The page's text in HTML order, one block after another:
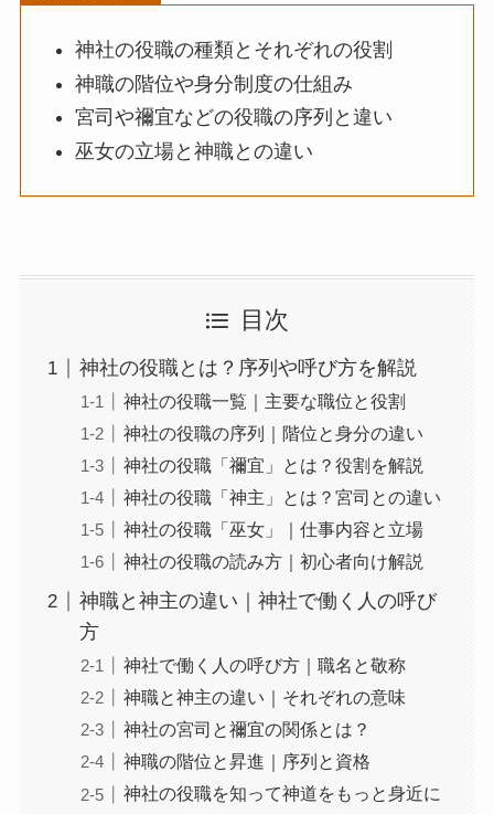
神社の役職の種類とそれぞれの役割
神職の階位や身分制度の仕組み
宮司や禰宜などの役職の序列と違い
巫女の立場と神職との違い
目次
神社の役職とは？序列や呼び方を解説
神社の役職一覧｜主要な職位と役割
神社の役職の序列｜階位と身分の違い
神社の役職「禰宜」とは？役割を解説
神社の役職「神主」とは？宮司との違い
神社の役職「巫女」｜仕事内容と立場
神社の役職の読み方｜初心者向け解説
神職と神主の違い｜神社で働く人の呼び
方
神社で働く人の呼び方｜職名と敬称
神職と神主の違い｜それぞれの意味
神社の宮司と禰宜の関係とは？
神職の階位と昇進｜序列と資格
神社の役職を知って神道をもっと身近に